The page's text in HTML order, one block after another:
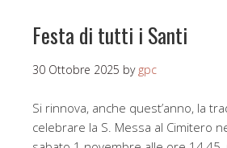
Festa di tutti i Santi
30 Ottobre 2025 by gpc
Si rinnova, anche quest’anno, la
celebrare la S. Messa al Cimitero